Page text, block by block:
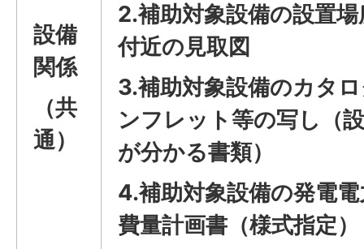
設備
関係
（共
通）
2.補助対象設備の設置
付近の見取図
3.補助対象設備のカタ
ンフレット等の写し（
が分かる書類）
4.補助対象設備の発電
費量計画書（様式指定）